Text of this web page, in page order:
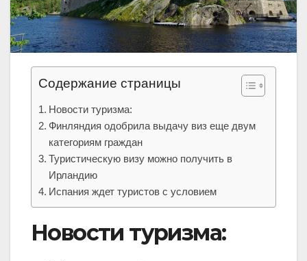
Содержание страницы
Новости туризма:
Финляндия одобрила выдачу виз еще двум
категориям граждан
Туристическую визу можно получить в
Ирландию
Испания ждет туристов с условием
Новости туризма: